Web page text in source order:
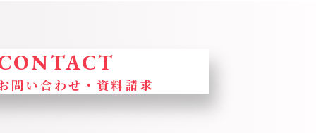
問い合わせ・ 資料請求